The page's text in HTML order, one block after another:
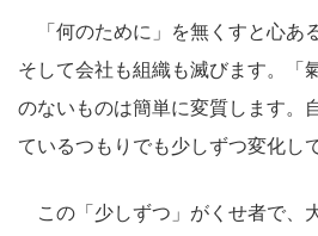
「何のために」を無くすと心あ
そして会社も組織も滅びます。「
のないものは簡単に変質します。
ているつもりでも少しずつ変化し
この「少しずつ」がくせ者で、